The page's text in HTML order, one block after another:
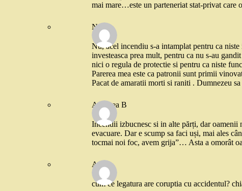
mai mare…este un parteneriat stat-privat
Neli
Nu, acel incendiu s-a intamplat pentru ca
investeasca prea mult, pentru ca nu s-au
nici o regula de protectie si pentru ca niste
Parerea mea este ca patronii sunt primii
Pacat de amaratii morti si raniti . Dumnezeu
Andreea B
Incendii izbucnesc si in alte părți, dar oamenii
evacuare. Dar e scump sa faci uși, mai ales
tocmai noi foc, avem grija”… Asta a omorât
Anca
cum ce legatura are coruptia cu accidentul?